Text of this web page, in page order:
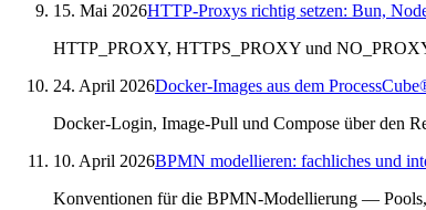
15. Mai 2026HTTP-Proxys richtig setzen: Bun,
HTTP_PROXY, HTTPS_PROXY und
24. April 2026Docker-Images aus dem
Docker-Login, Image-Pull und Compose über den
10. April 2026BPMN modellieren: fachliches und
Konventionen für die BPMN-Modellierung —